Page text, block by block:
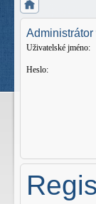
Uživatelské jméno:
Heslo: